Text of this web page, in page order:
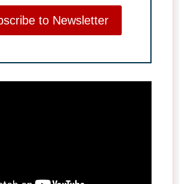
to Newsletter